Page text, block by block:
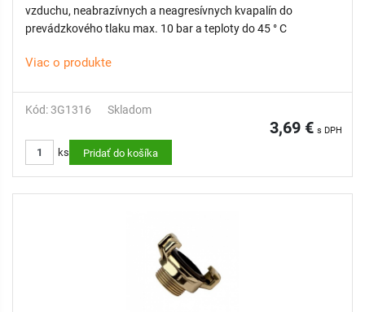
vzduchu, neabrazívnych a neagresívnych kvapalín do
prevádzkového tlaku max. 10 bar a teploty do 45 ° C
Viac o produkte
Kód: 3G1316 Skladom
3,69 € s DPH
ks Pridať do košíka